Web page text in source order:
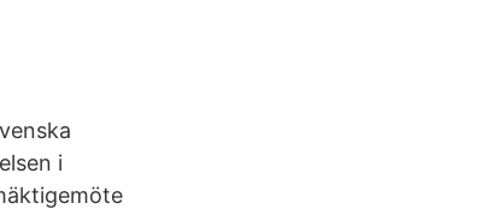
i